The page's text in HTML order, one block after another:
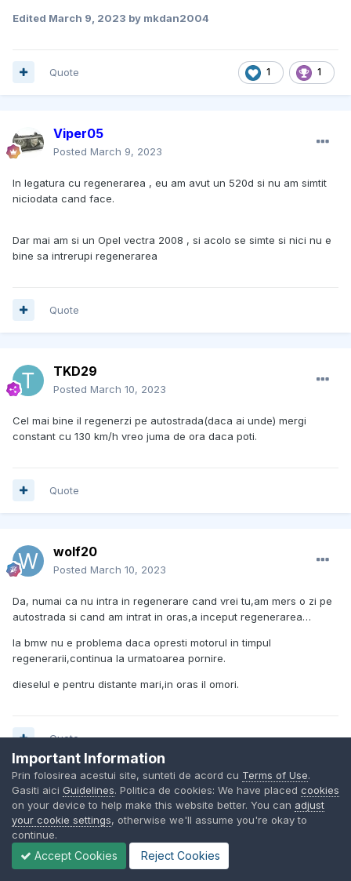
Edited March 9, 2023 by mkdan2004
1 1
Quote
Viper05
Posted March 9, 2023
In legatura cu regenerarea , eu am avut un 520d si nu am simtit
niciodata cand face.
Dar mai am si un Opel vectra 2008 , si acolo se simte si nici nu e
bine sa intrerupi regenerarea
Quote
TKD29
Posted March 10, 2023
Cel mai bine il regenerzi pe autostrada(daca ai unde) mergi
constant cu 130 km/h vreo juma de ora daca poti.
Quote
wolf20
Posted March 10, 2023
Da, numai ca nu intra in regenerare cand vrei tu,am mers o zi pe
autostrada si cand am intrat in oras,a inceput regenerarea…
la bmw nu e problema daca opresti motorul in timpul
regenerarii,continua la urmatoarea pornire.
dieselul e pentru distante mari,in oras il omori.
Quote
@lin
PostedMarch 10, 2023
On 3/9/2023 at 8:49 AM, sskkaasaid:
Important Information
Prin folosirea acestui site, sunteti de acord cu Terms of Use.
Gasiti aici Guidelines. Politica de cookies: We have placed cookies
on your device to help make this website better. You can adjust
your cookie settings, otherwise we'll assume you're okay to
continue.
Accept Cookies Reject Cookies